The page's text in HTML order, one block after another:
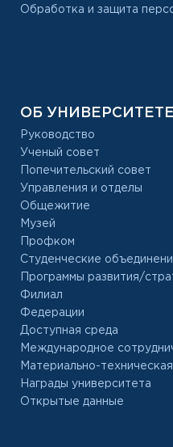
Обработка и защита
ОБ УНИВЕРСИТЕТЕ
Руководство
Ученый совет
Попечительский совет
Управления и отделы
Общежитие
Музей
Профком
Студенческие
Программы развития/
Филиал
Федерации
Доступная среда
Международное
Материально-
Награды университета
Открытые данные